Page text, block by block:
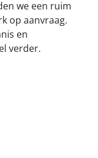
we een ruim
op aanvraag.
en
verder.